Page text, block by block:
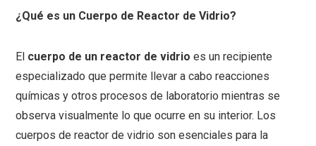
¿Qué es un Cuerpo de Reactor de Vidrio?
El cuerpo de un reactor de vidrio es un recipiente
especializado que permite llevar a cabo reacciones
químicas y otros procesos de laboratorio mientras se
observa visualmente lo que ocurre en su interior. Los
cuerpos de reactor de vidrio son esenciales para la